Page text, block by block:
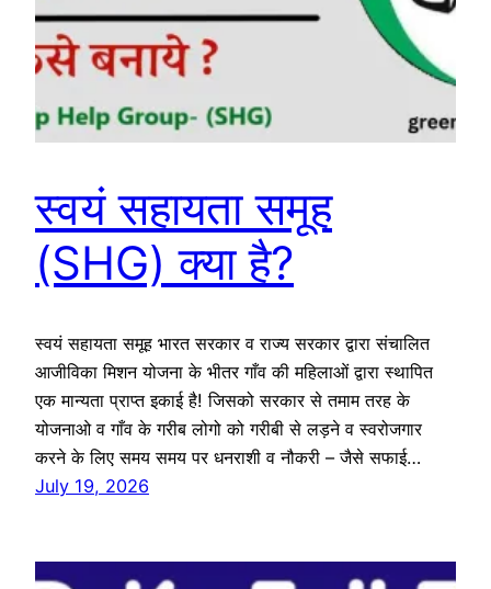
स्वयं सहायता समूह
(SHG) क्या है?
स्वयं सहायता समूह भारत सरकार व राज्य सरकार द्वारा संचालित
आजीविका मिशन योजना के भीतर गाँव की महिलाओं द्वारा स्थापित
एक मान्यता प्राप्त इकाई है! जिसको सरकार से तमाम तरह के
योजनाओ व गाँव के गरीब लोगो को गरीबी से लड़ने व स्वरोजगार
करने के लिए समय समय पर धनराशी व नौकरी – जैसे सफाई…
July 19, 2026